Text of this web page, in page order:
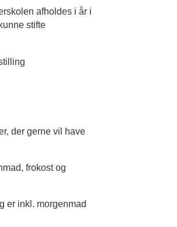
afholdes i år i
stifte
der gerne vil have
frokost og
er inkl. morgenmad